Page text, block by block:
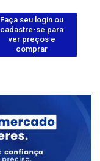
Faça seu login ou
cadastre-se para
ver preços e
comprar